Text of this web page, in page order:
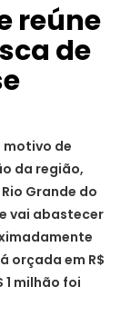
reúne
de
motivo de
da região,
Grande do
vai abastecer
orçada em R$
1 milhão foi